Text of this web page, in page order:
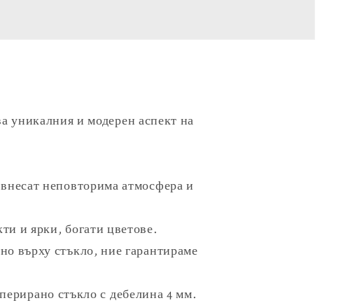
уникалния и модерен аспект на
неповторима атмосфера и
и ярки, богати цветове.
върху стъкло, ние гарантираме
стъкло с дебелина 4 мм.